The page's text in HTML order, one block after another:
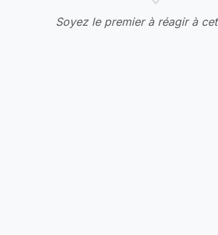
Soyez le premier à réagir à